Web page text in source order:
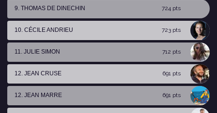
9. THOMAS DE DINECHIN 724 pts
10. CÉCILE ANDRIEU 723 pts
11. JULIE SIMON 712 pts
12. JEAN CRUSE 691 pts
12. JEAN MARRE 691 pts